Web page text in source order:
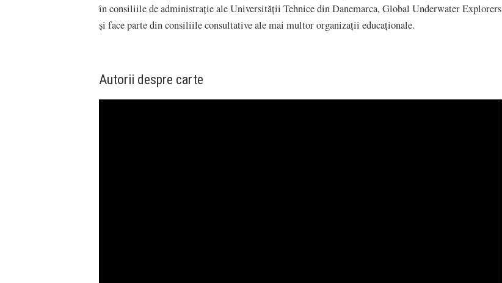
în consiliile de administrație ale Universității Tehnice din Danemarca, Global Underwater Explorers
și face parte din consiliile consultative ale mai multor organizații educaționale.
Autorii despre carte